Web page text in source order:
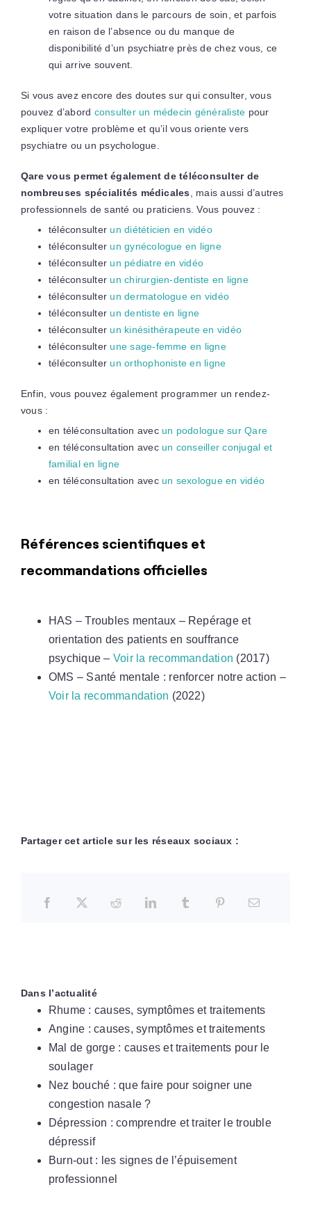
votre situation dans le parcours de soin, et parfois
en raison de l’absence ou du manque de
disponibilité d’un psychiatre près de chez vous, ce
qui arrive souvent.
Si vous avez encore des doutes sur qui consulter, vous
pouvez d’abord consulter un médecin généraliste pour
expliquer votre problème et qu’il vous oriente vers
psychiatre ou un psychologue.
Qare vous permet également de téléconsulter de
nombreuses spécialités médicales, mais aussi d’autres
professionnels de santé ou praticiens. Vous pouvez :
téléconsulter un diététicien en vidéo
téléconsulter un gynécologue en ligne
téléconsulter un pédiatre en vidéo
téléconsulter un chirurgien-dentiste en ligne
téléconsulter un dermatologue en vidéo
téléconsulter un dentiste en ligne
téléconsulter un kinésithérapeute en vidéo
téléconsulter une sage-femme en ligne
téléconsulter un orthophoniste en ligne
Enfin, vous pouvez également programmer un rendez-
vous :
en téléconsultation avec un podologue sur Qare
en téléconsultation avec un conseiller conjugal et
familial en ligne
en téléconsultation avec un sexologue en vidéo
Références scientifiques et
recommandations officielles
HAS – Troubles mentaux – Repérage et
orientation des patients en souffrance
psychique – Voir la recommandation (2017)
OMS – Santé mentale : renforcer notre action –
Voir la recommandation (2022)
Partager cet article sur les réseaux sociaux :
Dans l’actualité
Rhume : causes, symptômes et traitements
Angine : causes, symptômes et traitements
Mal de gorge : causes et traitements pour le
soulager
Nez bouché : que faire pour soigner une
congestion nasale ?
Dépression : comprendre et traiter le trouble
dépressif
Burn-out : les signes de l’épuisement
professionnel